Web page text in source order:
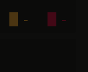
- -